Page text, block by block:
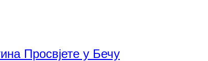
Просвјете у Бечу